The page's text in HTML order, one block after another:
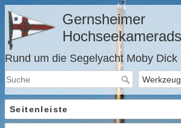
Gernsheimer
Rund um die Segelyacht Moby Dick
Seitenleiste